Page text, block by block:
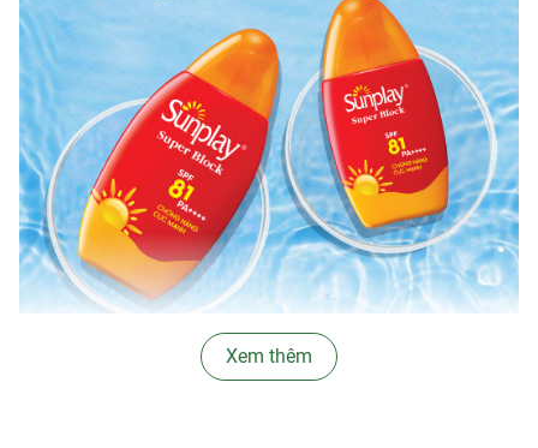
Xem thêm